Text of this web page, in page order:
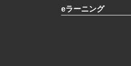
eラーニング